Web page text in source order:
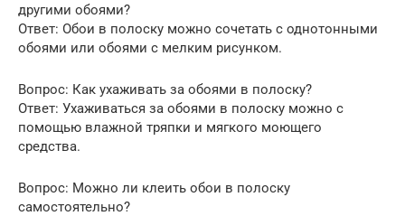
другими обоями?
Ответ: Обои в полоску можно сочетать с однотонными
обоями или обоями с мелким рисунком.
Вопрос: Как ухаживать за обоями в полоску?
Ответ: Ухаживаться за обоями в полоску можно с
помощью влажной тряпки и мягкого моющего
средства.
Вопрос: Можно ли клеить обои в полоску
самостоятельно?